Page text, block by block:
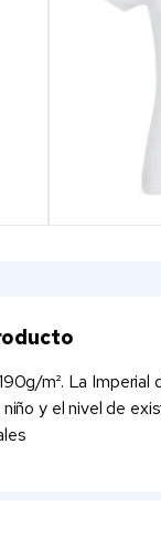
m². La Imperial
y el nivel de